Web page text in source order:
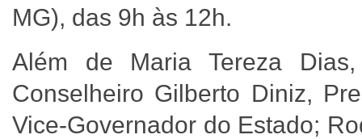
MG), das 9h às 12h.
Além de Maria Tereza
Conselheiro Gilberto Diniz,
Vice-Governador do Estado;